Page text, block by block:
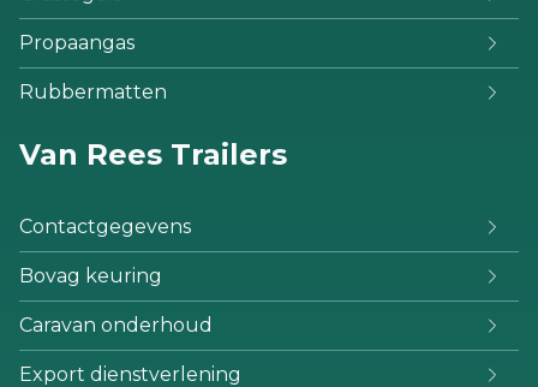
Propaangas
Rubbermatten
Van Rees Trailers
Contactgegevens
Bovag keuring
Caravan onderhoud
Export dienstverlening